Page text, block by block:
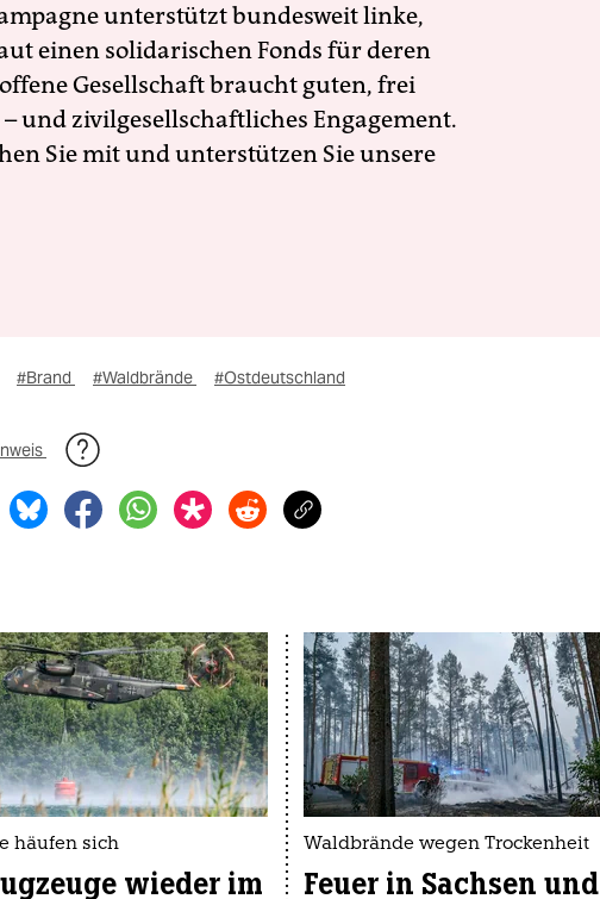
unterstützt bundesweit linke,
einen solidarischen Fonds für deren
Gesellschaft braucht guten, frei
und zivilgesellschaftliches Engagement.
Sie mit und unterstützen Sie unsere
#Brand #Waldbrände #Ostdeutschland
häufen sich
wieder im
Waldbrände wegen Trockenheit
Feuer in Sachsen und